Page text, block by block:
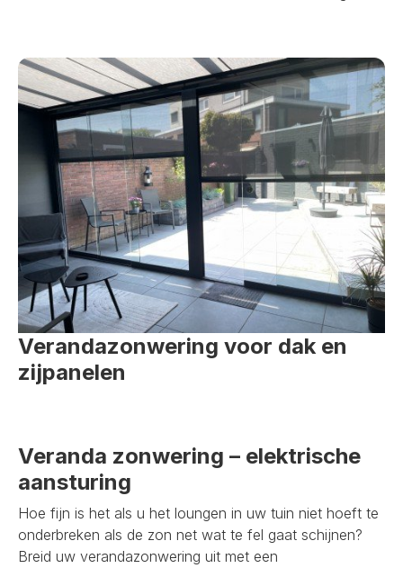
Verandazonwering voor dak en
zijpanelen
Veranda zonwering – elektrische
aansturing
Hoe fijn is het als u het loungen in uw tuin niet hoeft te
onderbreken als de zon net wat te fel gaat schijnen?
Breid uw verandazonwering uit met een